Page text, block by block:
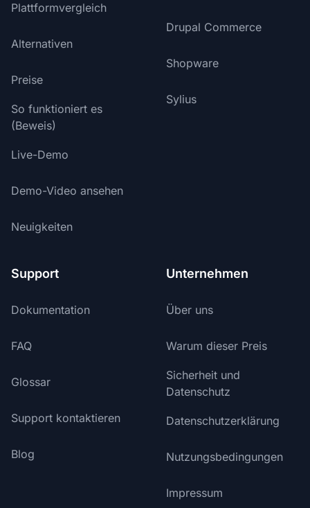
Plattformvergleich
Alternativen
Preise
So funktioniert es
(Beweis)
Live-Demo
Demo-Video ansehen
Neuigkeiten
Drupal Commerce
Shopware
Sylius
Support
Dokumentation
FAQ
Glossar
Support kontaktieren
Blog
Unternehmen
Über uns
Warum dieser Preis
Sicherheit und
Datenschutz
Datenschutzerklärung
Nutzungsbedingungen
Impressum